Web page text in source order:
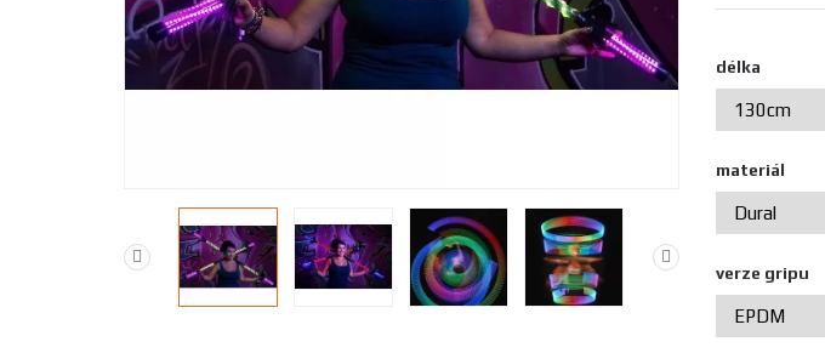
délka
materiál
verze gripu